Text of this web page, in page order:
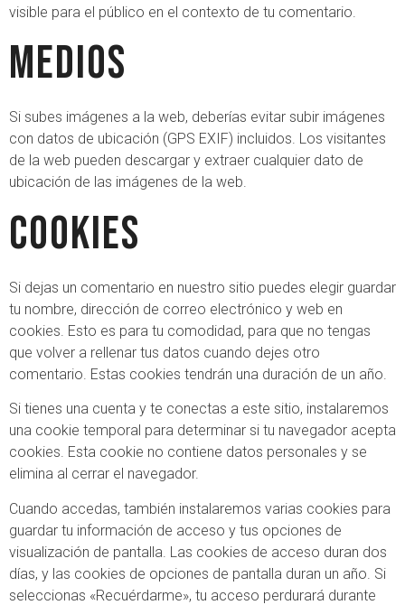
visible para el público en el contexto de tu comentario.
Medios
Si subes imágenes a la web, deberías evitar subir imágenes
con datos de ubicación (GPS EXIF) incluidos. Los visitantes
de la web pueden descargar y extraer cualquier dato de
ubicación de las imágenes de la web.
Cookies
Si dejas un comentario en nuestro sitio puedes elegir guardar
tu nombre, dirección de correo electrónico y web en
cookies. Esto es para tu comodidad, para que no tengas
que volver a rellenar tus datos cuando dejes otro
comentario. Estas cookies tendrán una duración de un año.
Si tienes una cuenta y te conectas a este sitio, instalaremos
una cookie temporal para determinar si tu navegador acepta
cookies. Esta cookie no contiene datos personales y se
elimina al cerrar el navegador.
Cuando accedas, también instalaremos varias cookies para
guardar tu información de acceso y tus opciones de
visualización de pantalla. Las cookies de acceso duran dos
días, y las cookies de opciones de pantalla duran un año. Si
seleccionas «Recuérdarme», tu acceso perdurará durante